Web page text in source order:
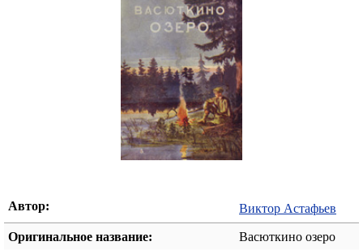
Автор: Виктор Астафьев
Оригинальное название: Васюткино озеро